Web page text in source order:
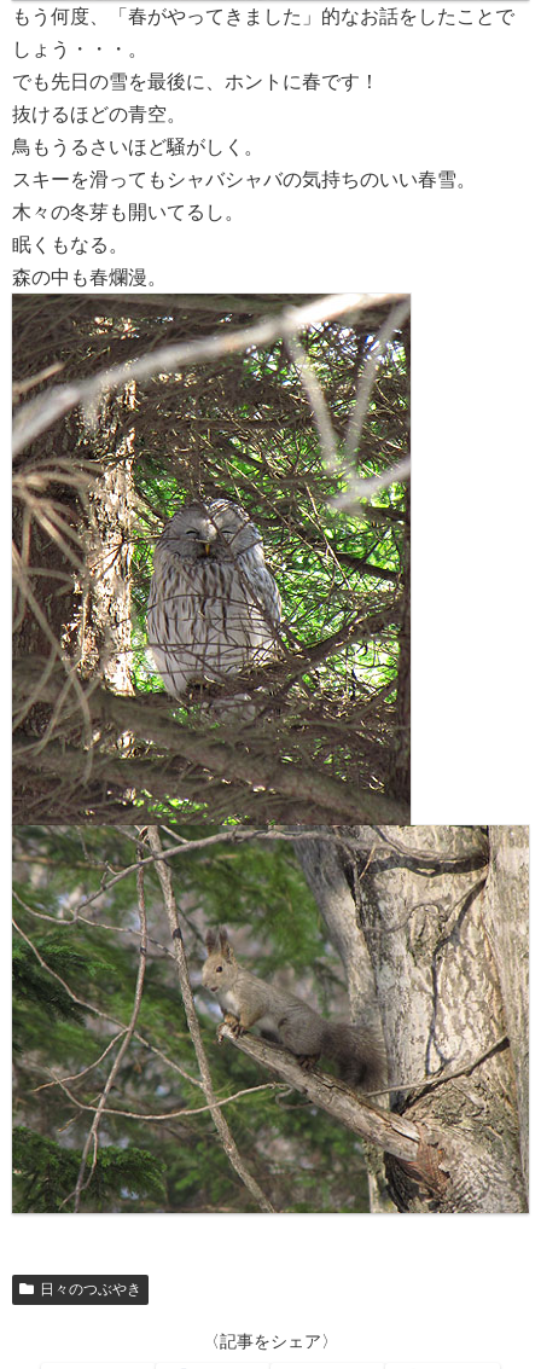
もう何度、「春がやってきました」的なお話をしたことで
しょう・・・。
でも先日の雪を最後に、ホントに春です！
抜けるほどの青空。
鳥もうるさいほど騒がしく。
スキーを滑ってもシャバシャバの気持ちのいい春雪。
木々の冬芽も開いてるし。
眠くもなる。
森の中も春爛漫。
日々のつぶやき
〈記事をシェア〉